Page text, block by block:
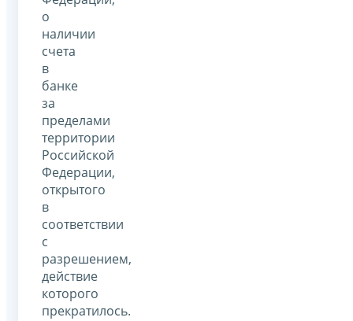
о
наличии
счета
в
банке
за
пределами
территории
Российской
Федерации,
открытого
в
соответствии
с
разрешением,
действие
которого
прекратилось.